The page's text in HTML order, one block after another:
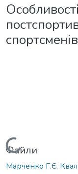
спортсменів
Вантажиться...
Файли
Марченко Г.Є.